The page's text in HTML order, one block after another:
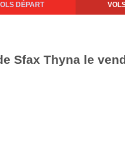
DÉPART
Sfax Thyna le